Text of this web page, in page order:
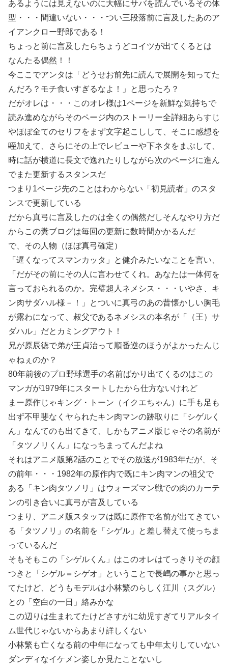
あるようには見えないのに大幅にサバを読んでいるその体
型・・・間違いない・・・つい三段落前に言及したあのア
イアンクロー野郎である！
ちょっと前に言及したらちょうどコイツが出てくるとは
なんたる偶然！！
今ここでアンタは「どうせお前先に読んで展開を知ってた
んだろ？モチ食いすぎるなよ！」と思ったろ？
だがオレは・・・このオレ様は1ページを新鮮な気持ちで
読み進めながらそのページ内のストーリー全詳細あらすじ
やほぼ全てのセリフをまず文字起こしして、そこに感想を
咥加えて、さらにその上でレビューや下ネタをまぶして、
時に話が横道に長文で逸れたりしながら次のページに進ん
でまた更新するスタンスだ
つまり1ページ先のことはわからない「初見読者」のスタ
ンスで更新している
だから真弓に言及したのは全くの偶然だしそんなやり方だ
からこの糞ブログは毎回の更新に数時間かかるんだ
で、その人物（ほぼ真弓確定）
「遅くなってスマンカッタ」と健介みたいなことを言い、
「だがその前にその人に言わせてくれ。あなたは一体何を
言っておられるのか。完璧超人ネメシス・・・いやさ、キ
ン肉サダハル様－！」とついに真弓のあの昔懐かしい胸毛
が露わになって、叔父であるネメシスの本名が「（王）サ
ダハル」だとカミングアウト！
兄が原辰徳で弟が王貞治って順番逆のほうがよかったんじ
ゃねぇのか？
80年前後のプロ野球選手の名前ばかり出てくるのはこの
マンガが1979年にスタートしたから仕方ないけれど
まー原作じゃキング・トーン（イクエちゃん）に手も足も
出ず不甲斐なくヤられたキン肉マンの跡取りに「シゲルく
ん」なんてのも出てきて、しかもアニメ版じゃその名前が
「タツノリくん」になっちまってんだよね
それはアニメ版第2話のことでその放送が1983年だが、そ
の前年・・・1982年の原作内で既にキン肉マンの祖父で
ある「キン肉タツノリ」はウォーズマン戦での肉のカーテ
ンの引き合いに真弓が言及している
つまり、アニメ版スタッフは既に原作で名前が出てきてい
る「タツノリ」の名前を「シゲル」と差し替えて使っちま
っているんだ
そもそもこの「シゲルくん」はこのオレはてっきりその顔
つきと「シゲル＝シゲオ」ということで長嶋の事かと思っ
てたけど、どうもモデルは小林繁のらしく江川（スグル）
との「空白の一日」絡みかな
この辺りは生まれてたけどさすがに幼児すぎてリアルタイ
ム世代じゃないからあまり詳しくない
小林繁も亡くなる前の中年になっても中年太りしていない
ダンディなイケメン姿しか見たことないし